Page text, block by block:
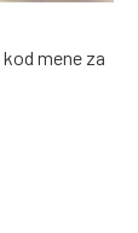
mene za